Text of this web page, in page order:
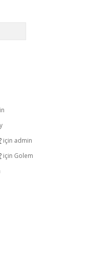
için admin
için Golem